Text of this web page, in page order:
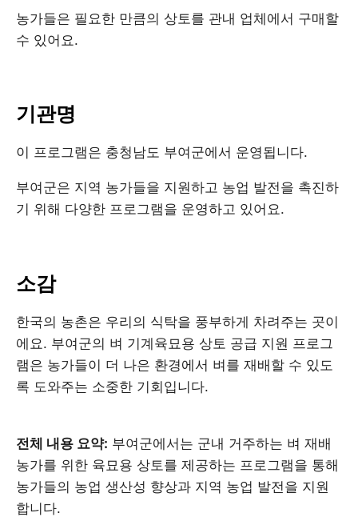
농가들은 필요한 만큼의 상토를 관내 업체에서 구매할
수 있어요.
기관명
이 프로그램은 충청남도 부여군에서 운영됩니다.
부여군은 지역 농가들을 지원하고 농업 발전을 촉진하
기 위해 다양한 프로그램을 운영하고 있어요.
소감
한국의 농촌은 우리의 식탁을 풍부하게 차려주는 곳이
에요. 부여군의 벼 기계육묘용 상토 공급 지원 프로그
램은 농가들이 더 나은 환경에서 벼를 재배할 수 있도
록 도와주는 소중한 기회입니다.
전체 내용 요약: 부여군에서는 군내 거주하는 벼 재배
농가를 위한 육묘용 상토를 제공하는 프로그램을 통해
농가들의 농업 생산성 향상과 지역 농업 발전을 지원
합니다.